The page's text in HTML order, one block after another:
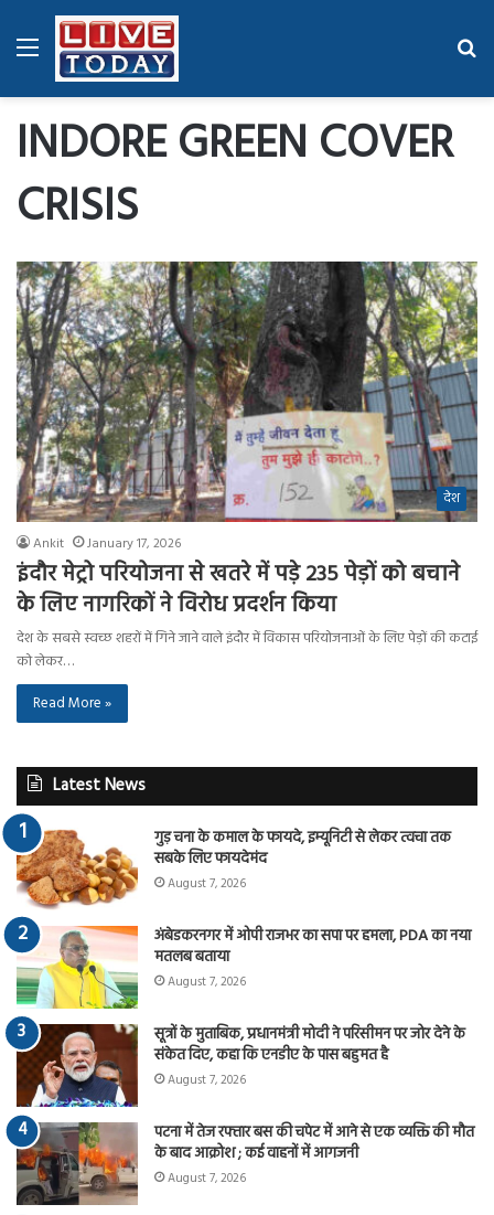
Menu
INDORE GREEN COVER
CRISIS
देश
Ankit January 17, 2026
इंदौर मेट्रो परियोजना से खतरे में पड़े 235 पेड़ों को बचाने
के लिए नागरिकों ने विरोध प्रदर्शन किया
देश के सबसे स्वच्छ शहरों में गिने जाने वाले इंदौर में विकास परियोजनाओं के लिए पेड़ों की कटाई
को लेकर…
Read More »
Latest News
गुड़ चना के कमाल के फायदे, इम्यूनिटी से लेकर त्वचा तक
सबके लिए फायदेमंद
August 7, 2026
अंबेडकरनगर में ओपी राजभर का सपा पर हमला, PDA का नया
मतलब बताया
August 7, 2026
सूत्रों के मुताबिक, प्रधानमंत्री मोदी ने परिसीमन पर जोर देने के
संकेत दिए, कहा कि एनडीए के पास बहुमत है
August 7, 2026
पटना में तेज रफ्तार बस की चपेट में आने से एक व्यक्ति की मौत
के बाद आक्रोश ; कई वाहनों में आगजनी
August 7, 2026